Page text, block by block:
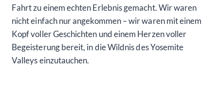
Fahrt zu einem echten Erlebnis gemacht. Wir waren
nicht einfach nur angekommen – wir waren mit einem
Kopf voller Geschichten und einem Herzen voller
Begeisterung bereit, in die Wildnis des Yosemite
Valleys einzutauchen.